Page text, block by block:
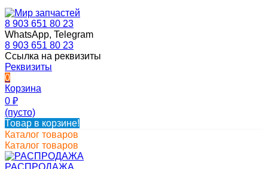
8 903 651 80 23
WhatsApp, Telegram
8 903 651 80 23
Ссылка на реквизиты
Реквизиты
0
Корзина
0 ₽
(пусто)
Товар в корзине!
Каталог товаров
Каталог товаров
РАСПРОДАЖА